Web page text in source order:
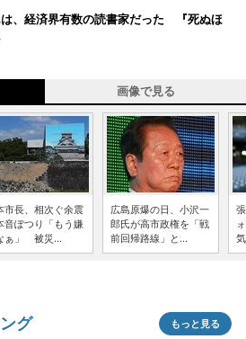
、経済界有数の読書家だった 『死ぬほ
画像で見る
市長、相次ぐ余震
音ぽつり「もう嫌
ぁ」 被災...
広島原爆の日、小沢一
郎氏が高市政権を「戦
前回帰路線」と...
グ もっと見る